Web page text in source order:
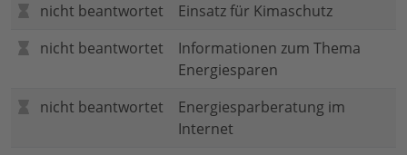
nicht beantwortet
Einsatz für Kimaschutz
nicht beantwortet
Informationen zum Thema
Energiesparen
nicht beantwortet
Energiesparberatung im
Internet